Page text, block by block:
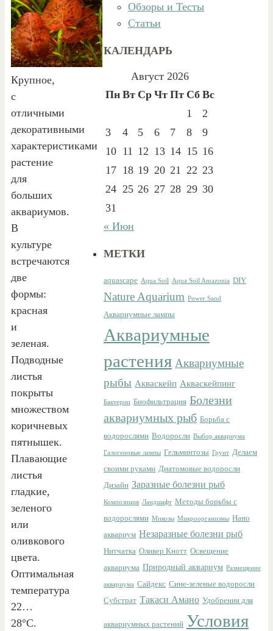
Крупное,
с
отличными
декоративными
характеристиками
растение
для
больших
аквариумов.
В
культуре
встречаются
две
формы:
красная
и
зеленая.
Подводные
листья
покрыты
множеством
коричневых
пятнышек.
Плавающие
листья
гладкие,
зеленого
или
оливкового
цвета.
Оптимальная
температура
22…
28°С.
Обзоры и Тесты
Статьи
КАЛЕНДАРЬ
Август 2026
Пн Вт Ср Чт Пт Сб Вс
1
2
3
4 5 6 7 8
9
10 11 12 13 14 15 16
17 18 19 20 21 22 23
24 25 26 27 28 29 30
31
« Июн
МЕТКИ
aquascape Aqua Soil Aqua Soil Amazonia DIY
Nature Aquarium Power Sand
Аквариумные лампы
Аквариумные
растения Аквариумные
рыбы Акваскейп Акваскейпинг
Бактерии Биофильтрация Болезни
аквариумных рыб Борьба с
водорослями Водоросли Выбор аквариума
Галогеновые лампы Гельминтозы Грунт Делаем
своими руками Диатомовые водоросли
Дизайн Заразные болезни рыб
Композиция Ландшафт Методы борьбы с
водорослями Микозы Микроорганизмы Нано
аквариум Незаразные болезни рыб
Нитчатка Оливер Кнотт Освещение
аквариума Природный аквариум Размещение
аквариума Сайдекс Сине-зеленые водоросли
Субстрат Такаси Амано Удобрения для
аквариумных растений Условия